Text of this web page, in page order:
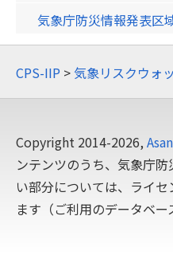
気象庁防災情報発表区
CPS-IIP >気象リスクウォ
Copyright 2014-2026,
ンテンツのうち、気象庁
い部分については、ライセ
ます（ご利用のデータベー